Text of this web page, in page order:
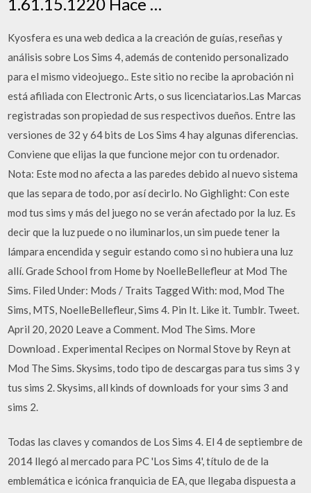
Kyosfera es una web dedica a la creación de guías, reseñas y
análisis sobre Los Sims 4, además de contenido personalizado
para el mismo videojuego.. Este sitio no recibe la aprobación ni
está afiliada con Electronic Arts, o sus licenciatarios.Las Marcas
registradas son propiedad de sus respectivos dueños. Entre las
versiones de 32 y 64 bits de Los Sims 4 hay algunas diferencias.
Conviene que elijas la que funcione mejor con tu ordenador.
Nota: Este mod no afecta a las paredes debido al nuevo sistema
que las separa de todo, por así decirlo. No Gighlight: Con este
mod tus sims y más del juego no se verán afectado por la luz. Es
decir que la luz puede o no iluminarlos, un sim puede tener la
lámpara encendida y seguir estando como si no hubiera una luz
allí. Grade School from Home by NoelleBellefleur at Mod The
Sims. Filed Under: Mods / Traits Tagged With: mod, Mod The
Sims, MTS, NoelleBellefleur, Sims 4. Pin It. Like it. Tumblr. Tweet.
April 20, 2020 Leave a Comment. Mod The Sims. More
Download . Experimental Recipes on Normal Stove by Reyn at
Mod The Sims. Skysims, todo tipo de descargas para tus sims 3 y
tus sims 2. Skysims, all kinds of downloads for your sims 3 and
sims 2.
Todas las claves y comandos de Los Sims 4. El 4 de septiembre de
2014 llegó al mercado para PC 'Los Sims 4', título de de la
emblemática e icónica franquicia de EA, que llegaba dispuesta a